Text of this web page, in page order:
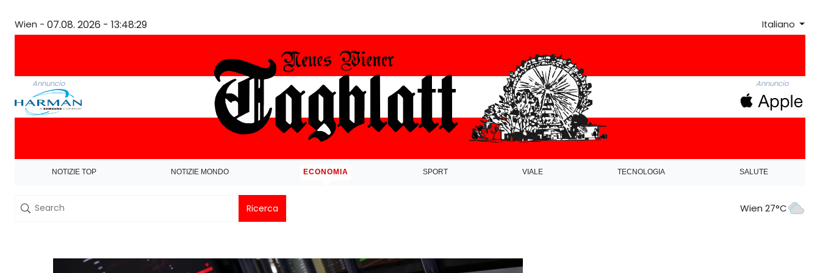
Wien - 07.08. 2026 - 13:48:29 Italiano
Annuncio Annuncio
NOTIZIE TOP NOTIZIE MONDO ECONOMIA SPORT VIALE TECNOLOGIA SALUTE
Ricerca Wien 27°C